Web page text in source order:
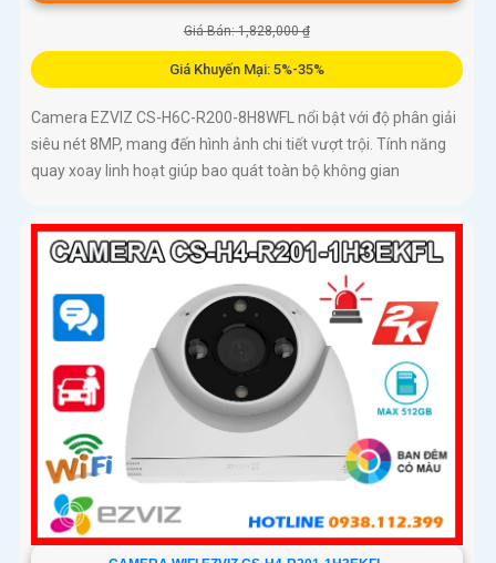
Giá Bán: 1,828,000 ₫
Giá Khuyến Mại: 5%-35%
Camera EZVIZ CS-H6C-R200-8H8WFL nổi bật với độ phân giải
siêu nét 8MP, mang đến hình ảnh chi tiết vượt trội. Tính năng
quay xoay linh hoạt giúp bao quát toàn bộ không gian